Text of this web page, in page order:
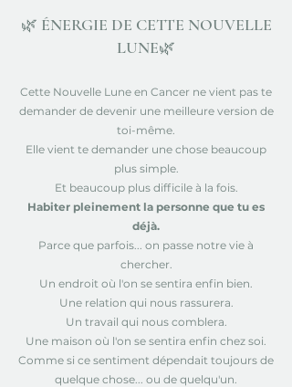
🌿 ÉNERGIE DE CETTE NOUVELLE
LUNE🌿
Cette Nouvelle Lune en Cancer ne vient pas te
demander de devenir une meilleure version de
toi-même.
Elle vient te demander une chose beaucoup
plus simple.
Et beaucoup plus difficile à la fois.
Habiter pleinement la personne que tu es
déjà.
Parce que parfois... on passe notre vie à
chercher.
Un endroit où l'on se sentira enfin bien.
Une relation qui nous rassurera.
Un travail qui nous comblera.
Une maison où l'on se sentira enfin chez soi.
Comme si ce sentiment dépendait toujours de
quelque chose... ou de quelqu'un.